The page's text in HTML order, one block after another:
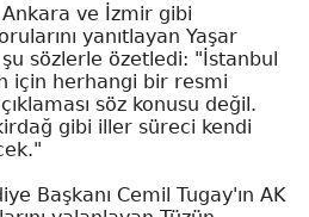
ve İzmir gibi
yanıtlayan Yaşar
sözlerle özetledi: "İstanbul
için herhangi bir resmi
söz konusu değil.
gibi iller süreci kendi
Başkanı Cemil Tugay'ın AK